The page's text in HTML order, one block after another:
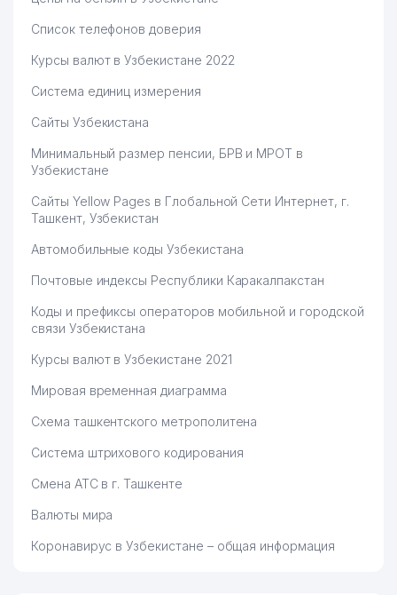
Список телефонов доверия
Курсы валют в Узбекистане 2022
Система единиц измерения
Сайты Узбекистана
Минимальный размер пенсии, БРВ и МРОТ в
Узбекистане
Сайты Yellow Pages в Глобальной Сети Интернет, г.
Ташкент, Узбекистан
Автомобильные коды Узбекистана
Почтовые индексы Республики Каракалпакстан
Коды и префиксы операторов мобильной и городской
связи Узбекистана
Курсы валют в Узбекистане 2021
Мировая временная диаграмма
Схема ташкентского метрополитена
Система штрихового кодирования
Смена АТС в г. Ташкенте
Валюты мира
Коронавирус в Узбекистане – общая информация